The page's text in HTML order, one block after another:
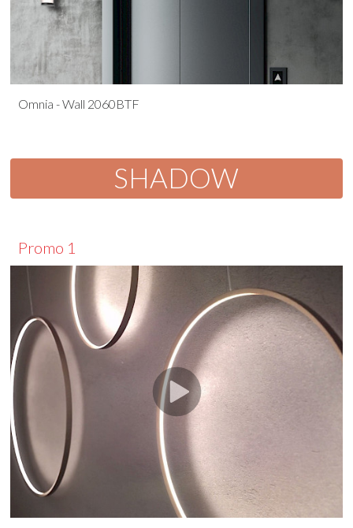
Omnia - Wall 2060BTF
SHADOW
Promo 1